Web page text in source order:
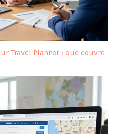
Travel Planner : que couvre-